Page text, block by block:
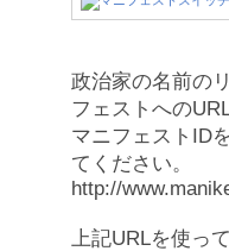
政治家の名前の
フェストへのURL
マニフェストID
てください。
http://
上記URLを使っ